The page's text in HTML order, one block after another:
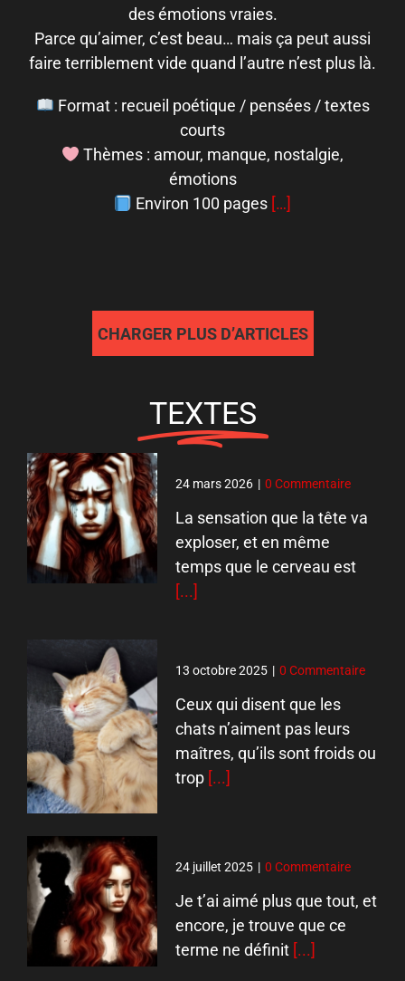
des émotions vraies.
Parce qu’aimer, c’est beau… mais ça peut aussi
faire terriblement vide quand l’autre n’est plus là.
Format : recueil poétique / pensées / textes
courts
Thèmes : amour, manque, nostalgie,
émotions
Environ 100 pages […]
CHARGER PLUS D’ARTICLES
TEXTES
24 mars 2026 | 0 Commentaire
La sensation que la tête va
exploser, et en même
temps que le cerveau est
[...]
13 octobre 2025 | 0 Commentaire
Ceux qui disent que les
chats n’aiment pas leurs
maîtres, qu’ils sont froids ou
trop[...]
24 juillet 2025 | 0 Commentaire
Je t’ai aimé plus que tout, et
encore, je trouve que ce
terme ne définit[...]